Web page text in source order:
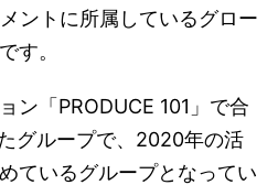
ントに所属しているグロー
す。
ン「PRODUCE 101」で合
グループで、2020年の活
ているグループとなってい